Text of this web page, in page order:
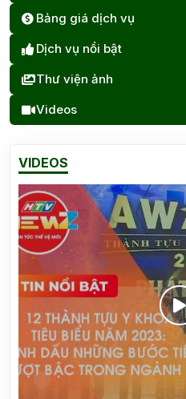
Bảng giá dịch vụ
Dịch vụ nổi bật
Thư viện ảnh
Videos
VIDEOS